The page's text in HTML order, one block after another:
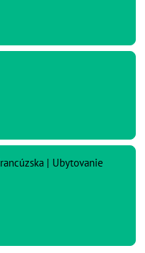
| Ubytovanie